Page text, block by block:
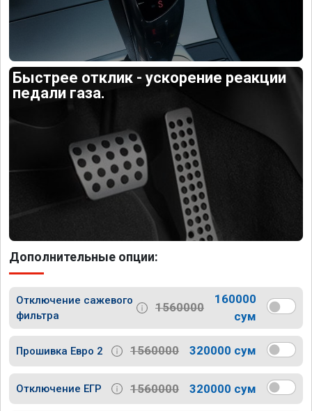
Быстрее отклик - ускорение реакции
педали газа.
Дополнительные опции:
Отключение сажевого
фильтра
1560000
160000
сум
Прошивка Евро 2 1560000 320000 сум
Отключение ЕГР 1560000 320000 сум